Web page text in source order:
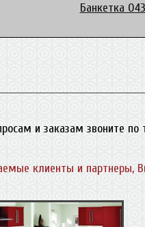
Банкетка
и заказам звоните
клиенты и партнеры,